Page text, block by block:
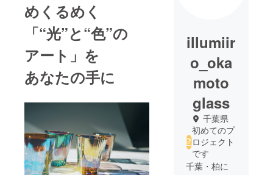
めくるめく
「“光”と“色”の
アート」を
あなたの手に
illumiir
o_oka
moto
glass
千葉県
初めてのプ
ロジェクト
です
千葉・柏に